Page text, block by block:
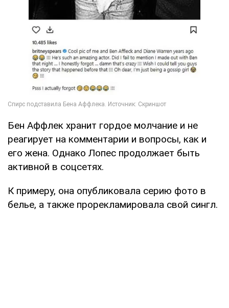
Бен Аффлек хранит гордое молчание и не
реагирует на комментарии и вопросы, как и
его жена. Однако Лопес продолжает быть
активной в соцсетях.
К примеру, она опубликовала серию фото в
белье, а также прорекламировала свой сингл.